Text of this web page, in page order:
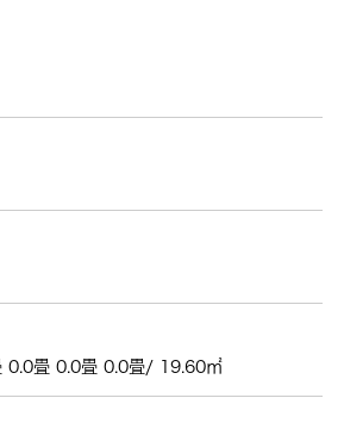
0.0畳 0.0畳 0.0畳/ 19.60㎡